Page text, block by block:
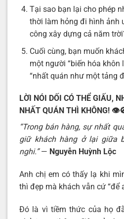
Tại sao bạn lại cho phép
thời làm hỏng đi hình ảnh
công xây dựng cả năm
Cuối cùng, bạn muốn
một người “biến hóa khôn
“nhất quán như một tảng
LỜI NÓI DỐI CÓ THỂ GIẤU,
NHẤT QUÁN THÌ KHÔNG!
“Trong bán hàng, sự nhất
giữ khách hàng ở lại giữa
nghi.”— Nguyễn Huỳnh Lộc
Anh chị em có thấy lạ khi
thì đẹp mà khách vẫn cứ “để
Đó là vì tiềm thức của họ